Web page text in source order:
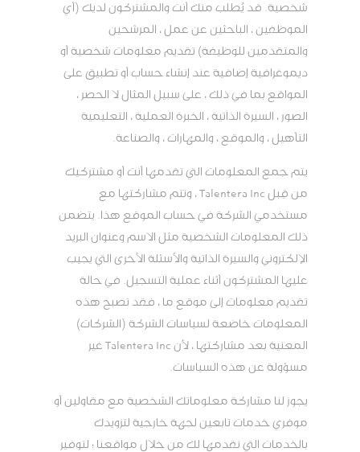
شخصية. قد يُطلب منك أنت والمشتركون لديك (أي
الموظفين ، الباحثين عن عمل ، المرشحين
والمتقدمين للوظيفة) تقديم معلومات شخصية أو
ديموغرافية إضافية عند إنشاء حساب أو تطبيق على
المواقع بما في ذلك ، على سبيل المثال لا الحصر ،
الصور ، السيرة الذاتية ، الخبرة العملية ، التعليمية
التأهيل ، والموقع ، والمهارات ، والصناعة.
يتم جمع المعلومات التي تقدمها أنت أو مشتركيك
من قِبل Talentera Inc ، وتتم مشاركتها مع
مستخدمي الشركة في حساب الموقع هذا. يتضمن
ذلك المعلومات الشخصية مثل الاسم وعنوان البريد
الإلكتروني والسيرة الذاتية والأسئلة الأخرى التي يجيب
عليها المشتركون أثناء عملية التسجيل. في حالة
تقديم معلومات إلى موقع ما ، فقد تصبح هذه
المعلومات خاضعة لسياسات الشركة (الشركات)
المعنية بعد مشاركتها ، لأن Talentera Inc غير
مسؤولة عن هذه السياسات.
يجوز لنا مشاركة معلوماتك الشخصية مع مقاولين أو
موفري خدمات تابعين لجهة خارجية لتزويدك
بالخدمات التي نقدمها لك من خلال مواقعنا ؛ لتوفير